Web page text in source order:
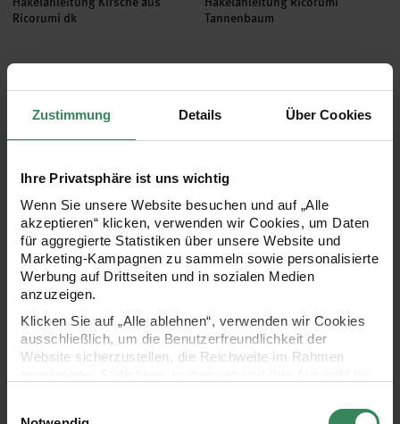
Zustimmung Details Über Cookies
Ihre Privatsphäre ist uns wichtig
Wenn Sie unsere Website besuchen und auf „Alle
akzeptieren“ klicken, verwenden wir Cookies, um Daten
für aggregierte Statistiken über unsere Website und
Marketing-Kampagnen zu sammeln sowie personalisierte
Werbung auf Drittseiten und in sozialen Medien
anzuzeigen.
Klicken Sie auf „Alle ablehnen“, verwenden wir Cookies
ausschließlich, um die Benutzerfreundlichkeit der
Website sicherzustellen, die Reichweite im Rahmen
Ihre Einwilligung ist freiwillig und kann jederzeit über den
Ricorumi dk
Gratis
Tannenbaum
Gratis
Häkelanleitung Ricorumi Osterkranz
Häkelanleitung Ricorumi
Osterkranz
Häkelanleitung Ricorumi
Häkelanleitung Ricorumi
Kätzchen